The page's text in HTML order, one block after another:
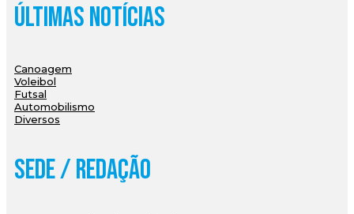
Últimas Notícias
Canoagem
Voleibol
Futsal
Automobilismo
Diversos
Sede / Redação